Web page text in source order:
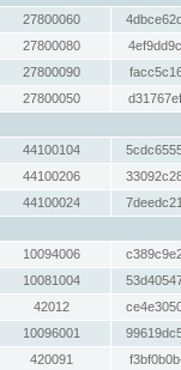
27800060
27800080
27800090
27800050
44100104
44100206
44100024
10094006
10081004
42012
10096001
420091